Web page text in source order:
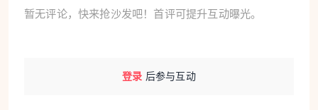
暂无评论，快来抢沙发吧！首评可提升互动曝光。
登录 后参与互动